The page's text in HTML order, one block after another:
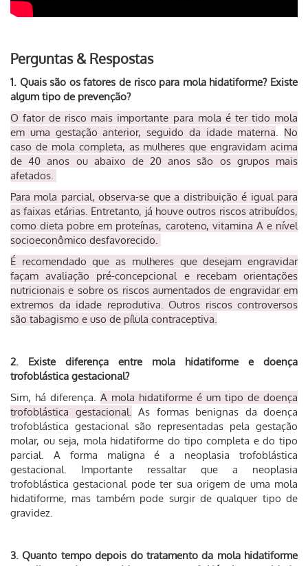
Perguntas & Respostas
1. Quais são os fatores de risco para mola hidatiforme? Existe
algum tipo de prevenção?
O fator de risco mais importante para mola é ter tido mola
em uma gestação anterior, seguido da idade materna
No
caso de mola completa, as mulheres que engravidam acima
de 40 anos ou abaixo de 20 anos são os grupos mais
afetados.
Para mola parcial, observa-se que a distribuição é igual para
as faixas etárias. Entretanto, já houve outros riscos atribuídos,
como dieta pobre em proteínas, caroteno, vitamina A e nível
socioeconômico desfavorecido.
É recomendado que as mulheres que desejam engravidar
façam avaliação pré-concepcional e recebam orientações
nutricionais e sobre os riscos aumentados de engravidar em
extremos da idade reprodutiva. Outros riscos controversos
são tabagismo e uso de pílula contraceptiva.
2. Existe diferença entre mola hidatiforme e doença
trofoblástica gestacional?
Sim, há diferença. A mola hidatiforme é um tipo de doença
trofoblástica gestacional.
As formas benignas da doença
trofoblástica gestacional são representadas pela gestação
molar, ou seja, mola hidatiforme do tipo completa e do tipo
parcial. A forma maligna é a neoplasia trofoblástica
gestacional. Importante ressaltar que a neoplasia
trofoblástica gestacional pode ter sua origem de uma mola
hidatiforme, mas também pode surgir de qualquer tipo de
gravidez.
3. Quanto tempo depois do tratamento da mola hidatiforme